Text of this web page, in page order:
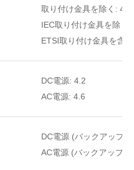
取り付け金具を除く:
IEC取り付け金具を除く
ETSI取り付け金具を含
DC電源: 4.2
AC電源: 4.6
DC電源 (バックアップ
AC電源 (バックアップ用